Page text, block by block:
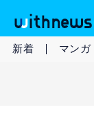
新着 マンガ